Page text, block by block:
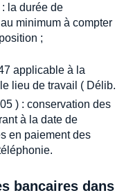
la durée de
minimum à compter
;
applicable à la
lieu de travail ( Délib.
) : conservation des
à la date de
en paiement des
bancaires dans